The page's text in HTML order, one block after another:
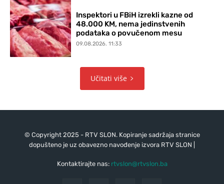
Inspektori u FBiH izrekli kazne od
48.000 KM, nema jedinstvenih
podataka o povučenom mesu
09.08.2026. 11:33
Učitati više
© Copyright 2025 - RTV SLON. Kopiranje sadržaja stranice
dopušteno je uz obavezno navođenje izvora RTV SLON |
Kontaktirajte nas: rtvslon@rtvslon.ba